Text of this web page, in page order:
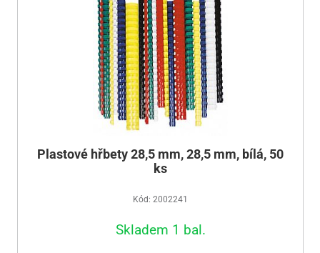
Plastové hřbety 28,5 mm, 28,5 mm, bílá, 50
ks
Kód: 2002241
Skladem 1 bal.